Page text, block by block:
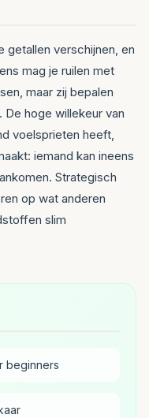
verschijnen, en
mag je ruilen met
maar zij bepalen
hoge willekeur van
voelsprieten heeft,
iemand kan ineens
Strategisch
op wat anderen
slim
beginners